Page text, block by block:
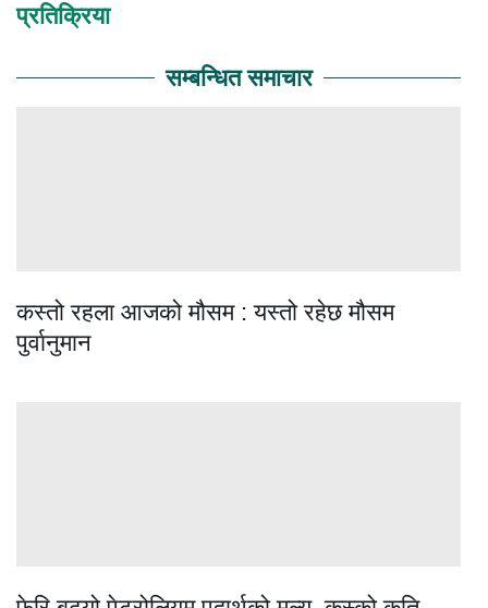
प्रतिक्रिया
सम्बन्धित समाचार
कस्तो रहला आजको मौसम : यस्तो रहेछ मौसम
पुर्वानुमान